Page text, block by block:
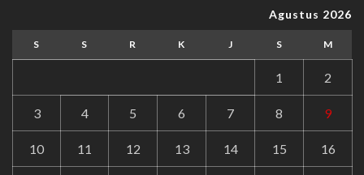
Agustus 2026
S S R K J S M
1 2
3 4 5 6 7 8 9
10 11 12 13 14 15 16